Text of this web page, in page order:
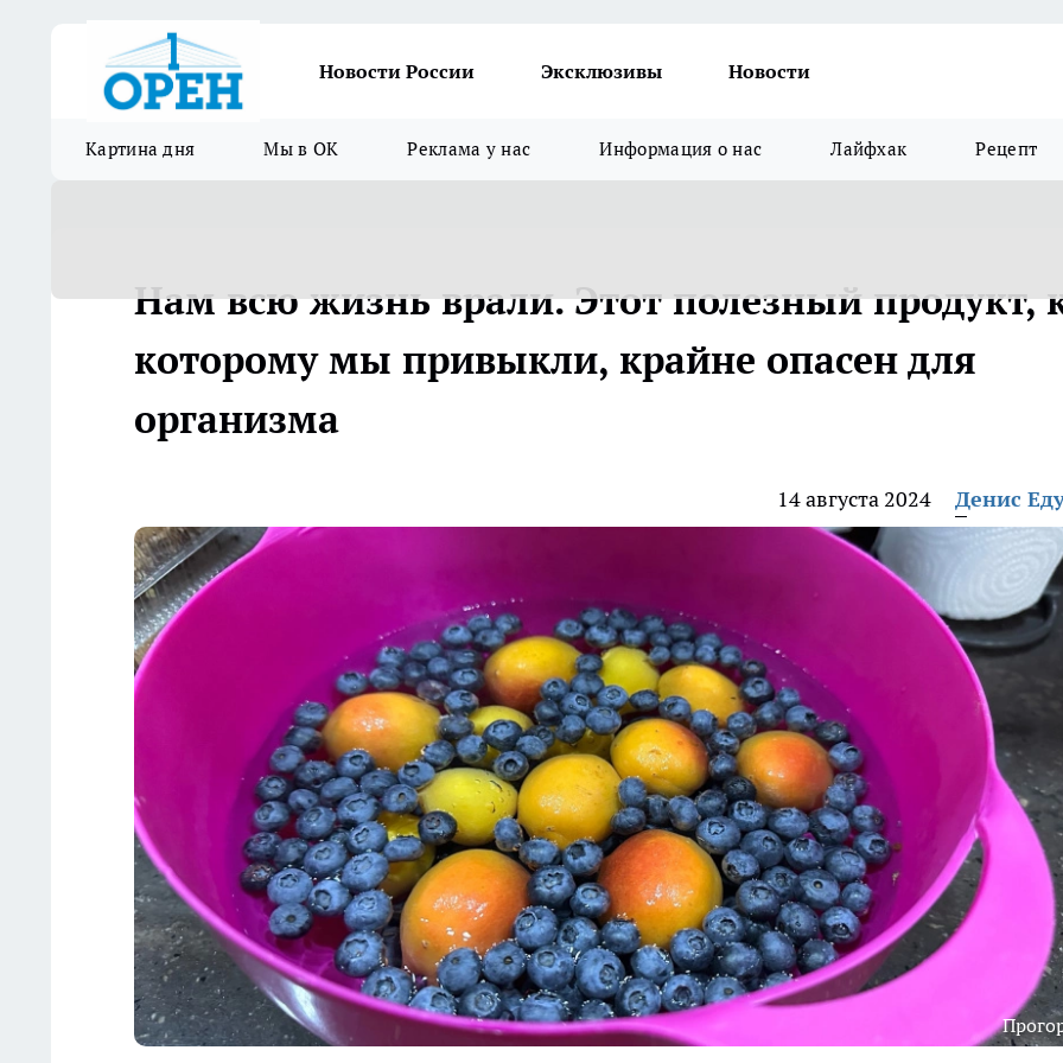
Новости России Эксклюзивы Новости
Картина дня Мы в ОК Реклама у нас Информация о нас Лайфхак Рецепт
Нам всю жизнь врали. Этот полезный продукт,
которому мы привыкли, крайне опасен для
организма
14 августа 2024 Денис